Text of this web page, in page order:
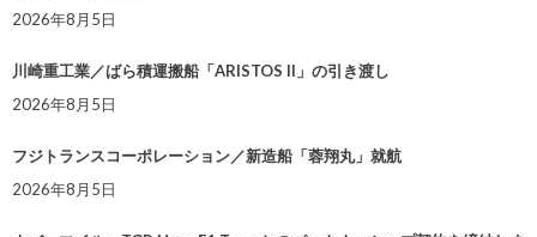
2026年8月5日
川崎重工業／ばら積運搬船「ARISTOS II」の引き渡し
2026年8月5日
フジトランスコーポレーション／新造船「蓉翔丸」就航
2026年8月5日